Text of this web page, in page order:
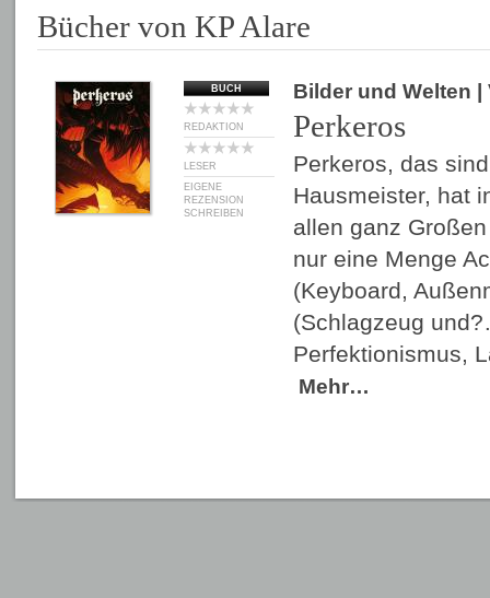
Bücher von KP Alare
BUCH
REDAKTION
LESER
EIGENE
REZENSION
SCHREIBEN
Bilder und Welten
Perkeros
Perkeros, das
Hausmeister, hat
allen ganz
nur eine Menge
(Keyboard,
(Schlagzeug
Perfektionismus,
Mehr…